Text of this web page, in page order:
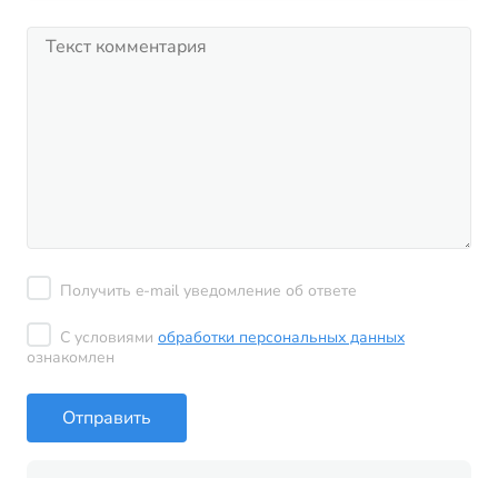
Получить e-mail уведомление об ответе
С условиями обработки персональных данных
ознакомлен
Отправить